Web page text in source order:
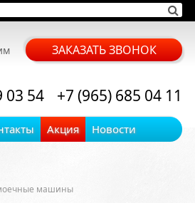
ЗАКАЗАТЬ ЗВОНОК
03 54 +7 (965) 685 04 11
Акция Новости
машины